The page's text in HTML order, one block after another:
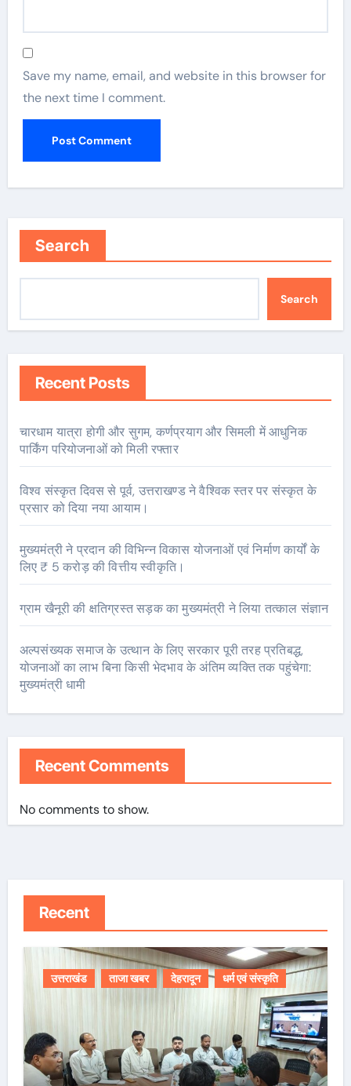
Save my name, email, and website in this browser for
the next time I comment.
Search
Search
Recent Posts
चारधाम यात्रा होगी और सुगम, कर्णप्रयाग और सिमली में आधुनिक
पार्किंग परियोजनाओं को मिली रफ्तार
विश्व संस्कृत दिवस से पूर्व, उत्तराखण्ड ने वैश्विक स्तर पर संस्कृत के
प्रसार को दिया नया आयाम।
मुख्यमंत्री ने प्रदान की विभिन्न विकास योजनाओं एवं निर्माण कार्यों के
लिए ₹ 5 करोड़ की वित्तीय स्वीकृति।
ग्राम खैनूरी की क्षतिग्रस्त सड़क का मुख्यमंत्री ने लिया तत्काल संज्ञान
अल्पसंख्यक समाज के उत्थान के लिए सरकार पूरी तरह प्रतिबद्ध,
योजनाओं का लाभ बिना किसी भेदभाव के अंतिम व्यक्ति तक पहुंचेगा:
मुख्यमंत्री धामी
Recent Comments
No comments to show.
Recent
उत्तराखंड ताजा खबर देहरादून धर्म एवं संस्कृति